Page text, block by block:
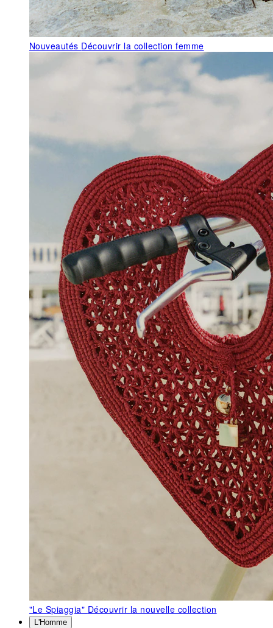
Nouveautés Découvrir la collection femme
"Le Spiaggia" Découvrir la nouvelle collection
L'Homme